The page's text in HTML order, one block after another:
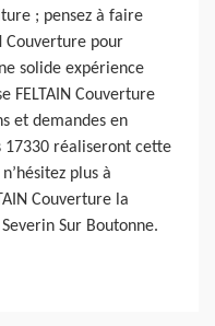
; pensez à faire
Couverture pour
solide expérience
FELTAIN Couverture
et demandes en
réaliseront cette
plus à
Couverture la
Sur Boutonne.